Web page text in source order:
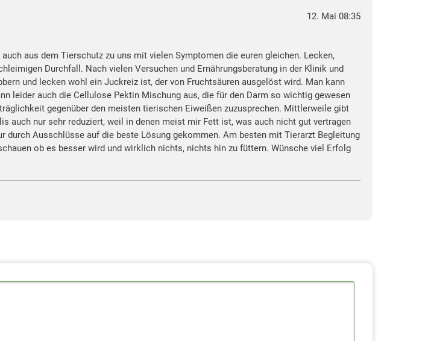
12. Mai 08:35
aus dem Tierschutz zu uns mit vielen Symptomen die euren gleichen. Lecken,
Durchfall. Nach vielen Versuchen und Ernährungsberatung in der Klinik und
und lecken wohl ein Juckreiz ist, der von Fruchtsäuren ausgelöst wird. Man kann
leider auch die Cellulose Pektin Mischung aus, die für den Darm so wichtig gewesen
gegenüber den meisten tierischen Eiweißen zuzusprechen. Mittlerweile gibt
auch nur sehr reduziert, weil in denen meist mir Fett ist, was auch nicht gut vertragen
Ausschlüsse auf die beste Lösung gekommen. Am besten mit Tierarzt Begleitung
ob es besser wird und wirklich nichts, nichts hin zu füttern. Wünsche viel Erfolg